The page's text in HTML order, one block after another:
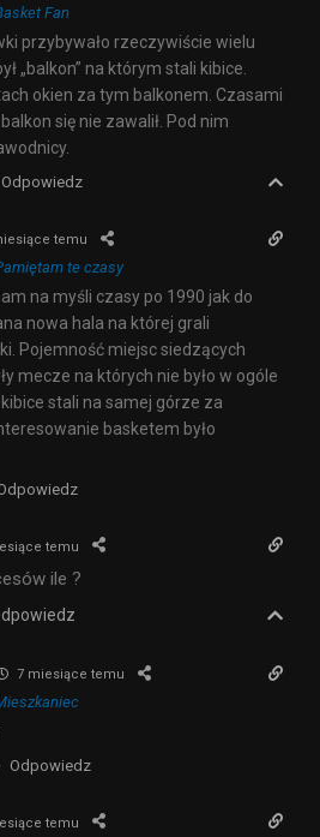
Fan
przybywało rzeczywiście wielu
„balkon” na którym stali kibice.
okien za tym balkonem. Czasami
się nie zawalił. Pod nim
Odpowiedz
temu
te czasy
na myśli czasy po 1990 jak do
nowa hala na której grali
Pojemność miejsc siedzących
mecze na których nie było w ogóle
stali na samej górze za
basketem było
temu
ile ?
7 miesiące temu
Odpowiedz
temu